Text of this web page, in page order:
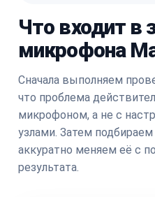
Что входит в
микрофона
Сначала выполняем
что проблема
микрофоном, а не с
узлами. Затем
аккуратно меняем её с
результата.